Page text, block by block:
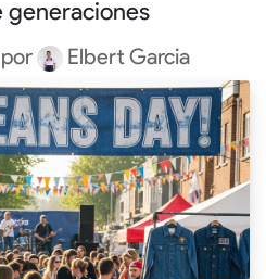
generaciones
por Elbert Garcia